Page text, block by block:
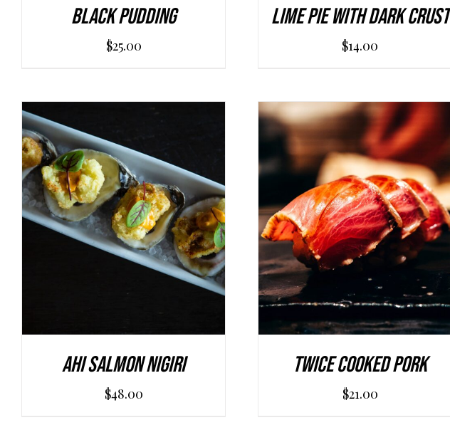
Black Pudding
$25.00
Lime Pie With Dark Crust
$14.00
AGGIUNGI AL CARRELLO
/
DETAILS
Ahi Salmon Nigiri
$48.00
AGGIUNGI AL CARRELLO
/
DETAILS
Twice Cooked Pork
$21.00